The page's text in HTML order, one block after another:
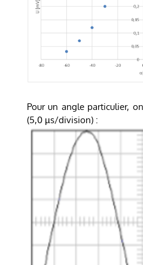
Pour un angle particulier,
(5,0 µs/division) :